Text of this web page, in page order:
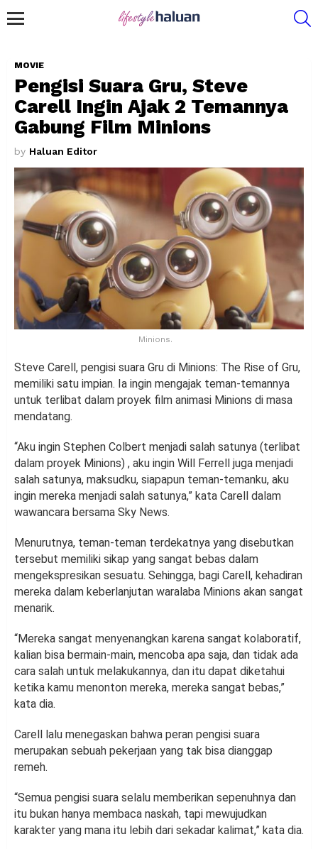
MOVIE
Pengisi Suara Gru, Steve
Carell Ingin Ajak 2 Temannya
Gabung Film Minions
by Haluan Editor
Minions.
Steve Carell, pengisi suara Gru di Minions: The Rise of Gru,
memiliki satu impian. Ia ingin mengajak teman-temannya
untuk terlibat dalam proyek film animasi Minions di masa
mendatang.
“Aku ingin Stephen Colbert menjadi salah satunya (terlibat
dalam proyek Minions) , aku ingin Will Ferrell juga menjadi
salah satunya, maksudku, siapapun teman-temanku, aku
ingin mereka menjadi salah satunya,” kata Carell dalam
wawancara bersama Sky News.
Menurutnya, teman-teman terdekatnya yang disebutkan
tersebut memiliki sikap yang sangat bebas dalam
mengekspresikan sesuatu. Sehingga, bagi Carell, kehadiran
mereka dalam keberlanjutan waralaba Minions akan sangat
menarik.
“Mereka sangat menyenangkan karena sangat kolaboratif,
kalian bisa bermain-main, mencoba apa saja, dan tidak ada
cara salah untuk melakukannya, dan itu dapat diketahui
ketika kamu menonton mereka, mereka sangat bebas,”
kata dia.
Carell lalu menegaskan bahwa peran pengisi suara
merupakan sebuah pekerjaan yang tak bisa dianggap
remeh.
“Semua pengisi suara selalu memberikan sepenuhnya dan
itu bukan hanya membaca naskah, tapi mewujudkan
karakter yang mana itu lebih dari sekadar kalimat,” kata dia.